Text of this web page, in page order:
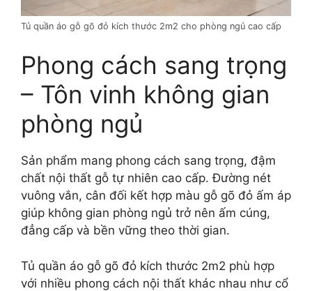
Tủ quần áo gỗ gõ đỏ kích thước 2m2 cho phòng ngủ cao cấp
Phong cách sang trọng
– Tôn vinh không gian
phòng ngủ
Sản phẩm mang phong cách sang trọng, đậm
chất nội thất gỗ tự nhiên cao cấp. Đường nét
vuông vắn, cân đối kết hợp màu gỗ gõ đỏ ấm áp
giúp không gian phòng ngủ trở nên ấm cúng,
đẳng cấp và bền vững theo thời gian.
Tủ quần áo gỗ gõ đỏ kích thước 2m2 phù hợp
với nhiều phong cách nội thất khác nhau như cổ